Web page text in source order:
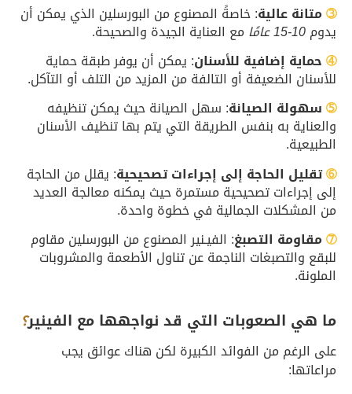
➂متانة عالية: خاصةً المصنوع من البورسلين الذي يمكن أن
يدوم 10-15 عامًا
مع العناية الجيدة والصحيحة.
➃ حماية إضافية للأسنان: يمكن أن يوفر طبقة حماية
للأسنان الضعيفة أو التالفة من المزيد من التلف أو التآكل.
➄ سهولة الصيانة: سهل الصيانة حيث يمكن تنظيفه
والعناية به بنفس الطريقة التي يتم بها تنظيف الأسنان
الطبيعية.
➅تقليل الحاجة إلى إجراءات تصحيحية: يقلل من الحاجة
إلى إجراءات تصحيحية مستمرة حيث يمكنه معالجة العديد
من المشكلات الجمالية في خطوة واحدة.
➆مقاومة التصبغ: الفيـنير المصنوع من البورسلين مقاوم
للبقع والتصبغات الناجمة عن تناول الأطعمة والمشروبات
الملونة.
ما هي الصعوبات التي قد نواجهها مع الفينير؟
على الرغم من الفوائد الكبيرة لكن هناك عوائق يجب
مراعاتها: